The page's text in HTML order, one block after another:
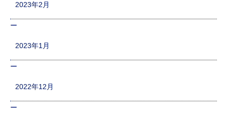
2023年2月
2023年1月
2022年12月